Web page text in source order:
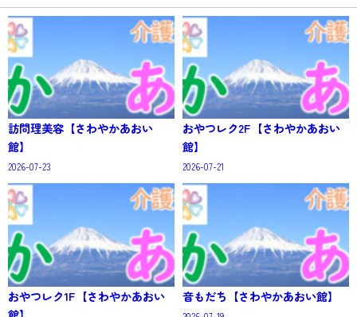
訪問理美容【さわやかあおい
館】
2026-07-23
おやつレク2F【さわやかあおい
館】
2026-07-21
おやつレク1F【さわやかあおい
音もだち【さわやかあおい館】